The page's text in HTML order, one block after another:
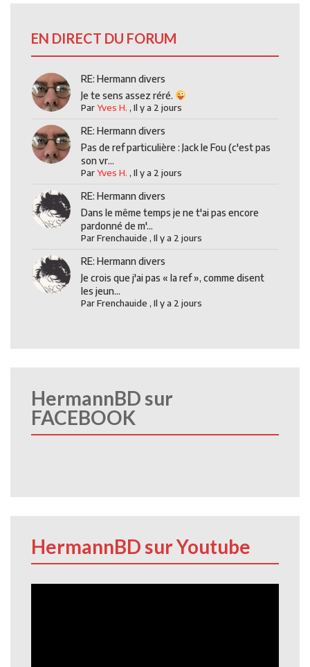
EN DIRECT DU FORUM
RE: Hermann divers
Je te sens assez réré.
ParYves H. ,Il y a 2 jours
RE: Hermann divers
Pas de ref particulière : Jack le Fou (c'est pas
son vr...
ParYves H. ,Il y a 2 jours
RE: Hermann divers
Dans le même temps je ne t'ai pas encore
pardonné de m'...
ParFrenchauide ,Il y a 2 jours
RE: Hermann divers
Je crois que j'ai pas « la ref », comme disent
les jeun...
ParFrenchauide ,Il y a 2 jours
HermannBD sur
FACEBOOK
HermannBD sur Youtube